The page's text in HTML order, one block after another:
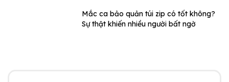
Mắc ca bảo quản túi zip có tốt không?
Sự thật khiến nhiều người bất ngờ